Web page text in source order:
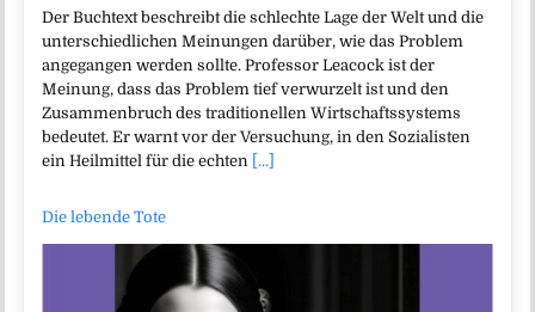
Der Buchtext beschreibt die schlechte Lage der Welt und die
unterschiedlichen Meinungen darüber, wie das Problem
angegangen werden sollte. Professor Leacock ist der
Meinung, dass das Problem tief verwurzelt ist und den
Zusammenbruch des traditionellen Wirtschaftssystems
bedeutet. Er warnt vor der Versuchung, in den Sozialisten
ein Heilmittel für die echten [...]
Die lebende Tote